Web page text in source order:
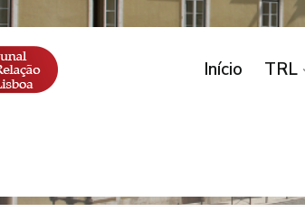
Início TRL